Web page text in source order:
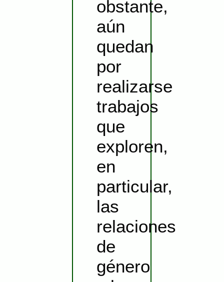
obstante,
aún
quedan
por
realizarse
trabajos
que
exploren,
en
particular,
las
relaciones
de
género